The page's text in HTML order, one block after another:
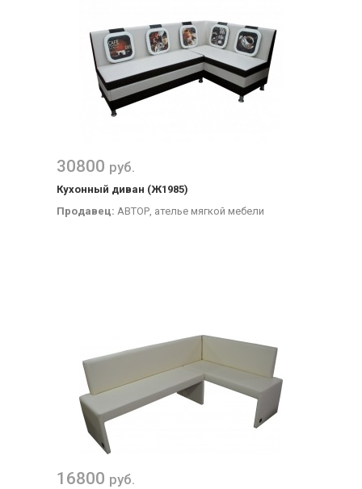
30800 руб.
Кухонный диван (Ж1985)
Продавец: АВТОР, ателье мягкой мебели
16800 руб.